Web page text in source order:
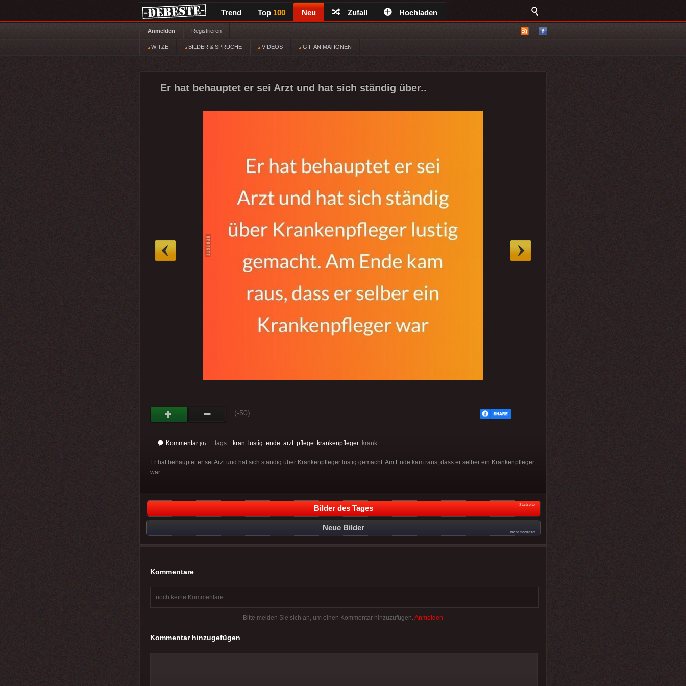
Trend Top 100 Neu Zufall Hochladen
Anmelden Registrieren
WITZE BILDER & SPRÜCHE VIDEOS GIF ANIMATIONEN
Er hat behauptet er sei Arzt und hat sich ständig über..
(-50)
Kommentar (0) tags: kran lustig ende arzt pflege krankenpfleger krank
Er hat behauptet er sei Arzt und hat sich ständig über Krankenpfleger lustig gemacht. Am Ende kam raus, dass er selber ein Krankenpfleger
war
Bilder des Tages Startseite
Neue Bilder
nicht moderiert
Kommentare
noch keine Kommentare
Bitte melden Sie sich an, um einen Kommentar hinzuzufügen. Anmelden
Kommentar hinzugefügen